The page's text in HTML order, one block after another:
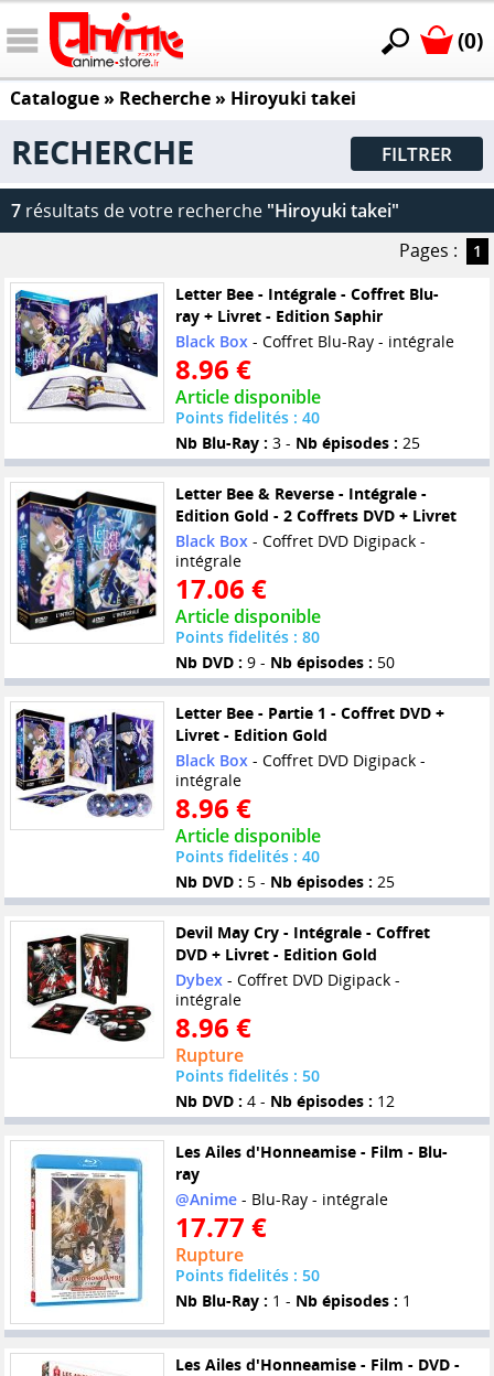
(0)
Catalogue» Recherche » Hiroyuki takei
RECHERCHE FILTRER
7 résultats de votre recherche "Hiroyuki takei"
Pages :
1
Letter Bee - Intégrale - Coffret Blu-
ray + Livret - Edition Saphir
Black Box- Coffret Blu-Ray - intégrale
8.96 €
Article disponible
Points fidelités : 40
Nb Blu-Ray : 3 - Nb épisodes : 25
Letter Bee & Reverse - Intégrale -
Edition Gold - 2 Coffrets DVD + Livret
Black Box- Coffret DVD Digipack -
intégrale
17.06 €
Article disponible
Points fidelités : 80
Nb DVD : 9 - Nb épisodes : 50
Letter Bee - Partie 1 - Coffret DVD +
Livret - Edition Gold
Black Box- Coffret DVD Digipack -
intégrale
8.96 €
Article disponible
Points fidelités : 40
Nb DVD : 5 - Nb épisodes : 25
Devil May Cry - Intégrale - Coffret
DVD + Livret - Edition Gold
Dybex- Coffret DVD Digipack -
intégrale
8.96 €
Rupture
Points fidelités : 50
Nb DVD : 4 - Nb épisodes : 12
Les Ailes d'Honneamise - Film - Blu-
ray
@Anime- Blu-Ray - intégrale
17.77 €
Rupture
Points fidelités : 50
Nb Blu-Ray : 1 - Nb épisodes : 1
Les Ailes d'Honneamise - Film - DVD -